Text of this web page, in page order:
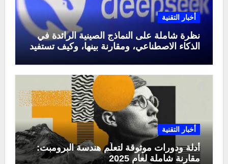
أخبار التقنية
نظرة شاملة على النماذج الصينية الرائدة في
الذكاء الاصطناعي، ومقارنة بينها، وكيف تستفيد
أخبار التقنية
أدلة ودورات موثوقة لتعلّم هندسة البرومبت:
مقارنة شاملة لعام 2025